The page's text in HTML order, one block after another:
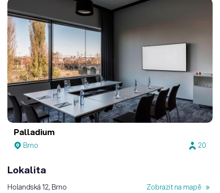
Palladium
Brno 20
Lokalita
Holandská 12, Brno Zobrazit na mapě